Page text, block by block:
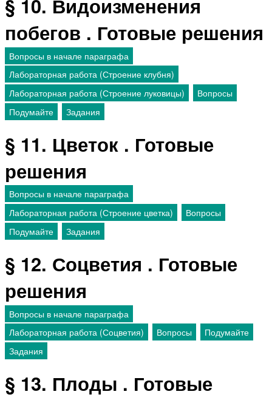
побегов . Готовые решения
Вопросы в начале параграфа
Лабораторная работа (Строение клубня)
Лабораторная работа (Строение луковицы)
Вопросы
Подумайте
Задания
§ 11. Цветок . Готовые
решения
Вопросы в начале параграфа
Лабораторная работа (Строение цветка)
Вопросы
Подумайте
Задания
§ 12. Соцветия . Готовые
решения
Вопросы в начале параграфа
Лабораторная работа (Соцветия)
Вопросы
Подумайте
Задания
§ 13. Плоды . Готовые